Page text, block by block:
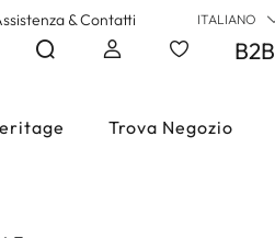
& Contatti ITALIANO
B2B
Trova Negozio